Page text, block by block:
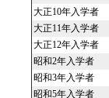
大正10年入学
大正11年入学
大正12年入学
昭和2年入学
昭和3年入学
昭和5年入学